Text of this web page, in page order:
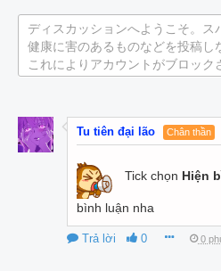
ディスカッションへようこそ。ス
健康に害のあるものなどを投稿し
これによりアカウントがブロッ
Tu tiên đại lão Chân thần
Tick chọn Hiện
bình luận nha
Trả lời 0 0